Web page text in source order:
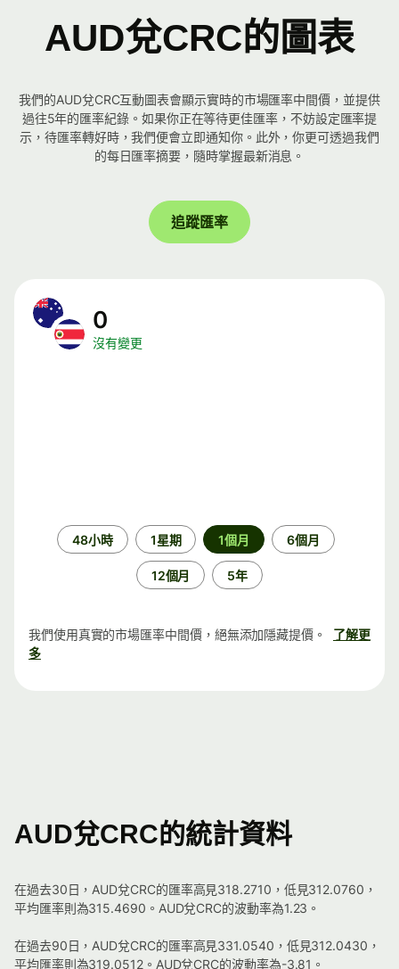
AUD兌CRC的圖表
我們的AUD兌CRC互動圖表會顯示實時的市場匯率中間價，並提供
過往5年的匯率紀錄。如果你正在等待更佳匯率，不妨設定匯率提
示，待匯率轉好時，我們便會立即通知你。此外，你更可透過我們
的每日匯率摘要，隨時掌握最新消息。
追蹤匯率
0
沒有變更
48小時 1星期 1個月 6個月
12個月 5年
我們使用真實的市場匯率中間價，絕無添加隱藏提價。
了解更
多
AUD兌CRC的統計資料
在過去30日，AUD兌CRC的匯率高見318.2710，低見312.0760，
平均匯率則為315.4690。AUD兌CRC的波動率為1.23。
在過去90日，AUD兌CRC的匯率高見331.0540，低見312.0430，
平均匯率則為319.0512。AUD兌CRC的波動率為-3.81。